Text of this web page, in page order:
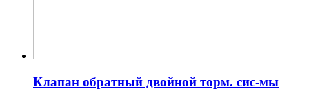
Клапан обратный двойной торм. сис-мы